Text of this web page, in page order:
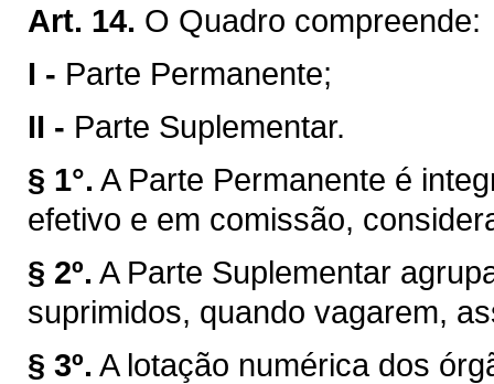
Art. 14. O Quadro compreende:
I - Parte Permanente;
II - Parte Suplementar.
§ 1°. A Parte Permanente é
efetivo e em comissão,
§ 2º. A Parte Suplementar
suprimidos, quando vagarem,
§ 3º. A lotação numérica dos